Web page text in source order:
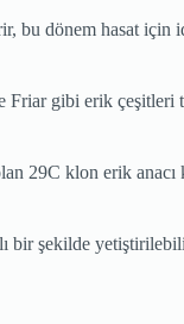
bu dönem hasat için
Friar gibi erik çeşitleri
29C klon erik anacı
şekilde